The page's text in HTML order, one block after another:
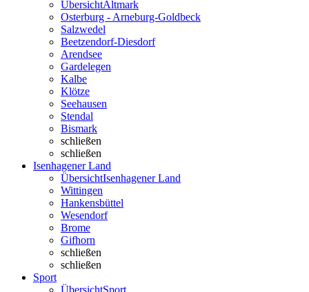
ÜbersichtAltmark
Osterburg - Arneburg-Goldbeck
Salzwedel
Beetzendorf-Diesdorf
Arendsee
Gardelegen
Kalbe
Klötze
Seehausen
Stendal
Bismark
schließen
schließen
Isenhagener Land
ÜbersichtIsenhagener Land
Wittingen
Hankensbüttel
Wesendorf
Brome
Gifhorn
schließen
schließen
Sport
ÜbersichtSport